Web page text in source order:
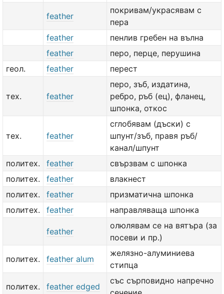
feather
покривам/украсявам с
пера
feather
пенлив гребен на вълна
feather
перо, перце, перушина
геол.
feather перест
тех. feather
перо, зъб, издатина,
ребро, ръб (ец), фланец,
шпонка, откос
тех. feather
сглобявам (дъски) с
шпунт/зъб, правя ръб/
канал/шпунт
политех.
feather
свързвам с шпонка
политех.
feather
влакнест
политех.
feather
призматична шпонка
политех.
feather направляваща шпонка
feather
олюлявам се на вятъра (за
посеви и пр.)
политех. feather alum
желязно-алуминиева
стипца
политех. feather edged
със сърповидно напречно